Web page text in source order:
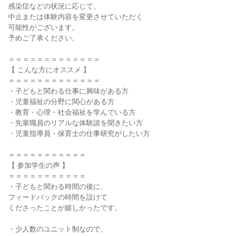
感染症などの状況に応じて、
中止または体験内容を変更させていただく
可能性がございます。
予めご了承ください。
＝＝＝＝＝＝＝＝＝＝＝＝＝
【 こんな方にオススメ 】
＝＝＝＝＝＝＝＝＝＝＝＝＝
・子どもと関わる仕事に興味がある方
・児童福祉の分野に関心がある方
・教育・心理・社会福祉を学んでいる方
・先輩職員のリアルな体験談を聞きたい方
・児童指導員・保育士の仕事研究がしたい方
＝＝＝＝＝＝＝＝＝＝＝
【 参加学生の声 】
＝＝＝＝＝＝＝＝＝＝＝
・子どもと関わる時間の後に、
フィードバックの時間を設けて
くださったことが嬉しかったです。
・少人数のユニット制なので、